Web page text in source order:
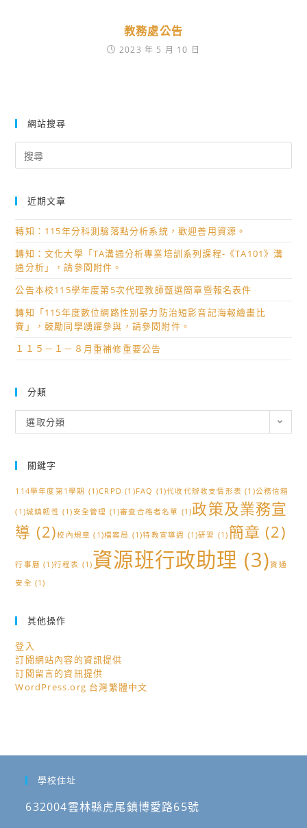
教務處公告
2023 年 5 月 10 日
網站搜尋
for:
近期文章
轉知：115年分科測驗落點分析系統，歡迎善用資源。
轉知：文化大學「TA溝通分析專業培訓系列課程-《TA101》溝
通分析」，請參閱附件。
公告本校115學年度第5次代理教師甄選簡章暨報名表件
轉知「115年度數位網路性別暴力防治短影音記海報繪畫比
賽」，鼓勵同學踴躍參與，請參閱附件。
１１５－１－８月重補修重要公告
分類
類
選取分類
關鍵字
114學年度第1學期 (1)CRPD (1)FAQ (1)代收代辦收支情形表 (1)公務信箱
(1)城鎮韌性 (1)安全管理 (1)審查合格者名單 (1)政策及業務宣
導 (2)校內規章 (1)檔案局 (1)特教宣導週 (1)研習 (1) 簡章 (2)
行事曆 (1)行程表 (1)資源班行政助理 (3)資通
安全 (1)
其他操作
登入
訂閱網站內容的資訊提供
訂閱留言的資訊提供
WordPress.org 台灣繁體中文
學校住址
632004雲林縣虎尾鎮博愛路65號